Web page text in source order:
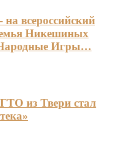
на всероссийский
Никешиных
Игры…
из Твери стал